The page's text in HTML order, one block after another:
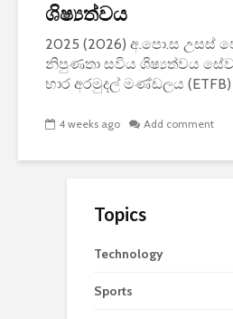
ශිෂ්‍යත්වය
2025 (2026) අ.පො.ස උසස්
නිපුණතා සවිය ශිෂ්‍යත්වය
භාර අරමුදල් මණ්ඩලය
4 weeks ago Add comment
Topics
Technology
Sports